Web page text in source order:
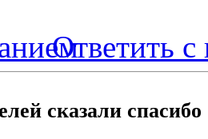
Ответить с
сказали